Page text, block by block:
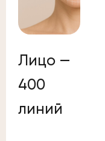
Лицо —
400
линий